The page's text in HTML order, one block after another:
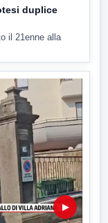
duplice
il 21enne alla
▶